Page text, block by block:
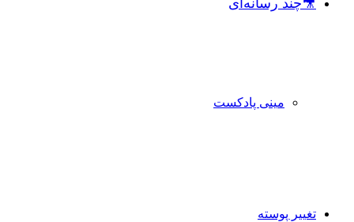
🎥چند رسانه‌ای
مینی پادکست
تغییر پوسته